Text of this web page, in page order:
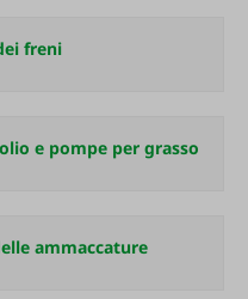
freni
e pompe per grasso
ammaccature